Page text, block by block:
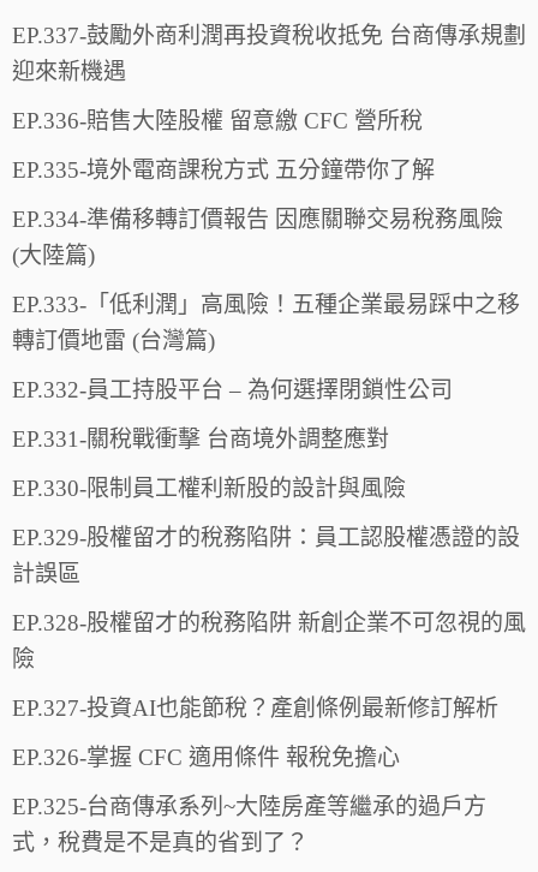
EP.337-鼓勵外商利潤再投資稅收抵免 台商傳承規劃
迎來新機遇
EP.336-賠售大陸股權 留意繳 CFC 營所稅
EP.335-境外電商課稅方式 五分鐘帶你了解
EP.334-準備移轉訂價報告 因應關聯交易稅務風險
(大陸篇)
EP.333-「低利潤」高風險！五種企業最易踩中之移
轉訂價地雷 (台灣篇)
EP.332-員工持股平台 – 為何選擇閉鎖性公司
EP.331-關稅戰衝擊 台商境外調整應對
EP.330-限制員工權利新股的設計與風險
EP.329-股權留才的稅務陷阱：員工認股權憑證的設
計誤區
EP.328-股權留才的稅務陷阱 新創企業不可忽視的風
險
EP.327-投資AI也能節稅？產創條例最新修訂解析
EP.326-掌握 CFC 適用條件 報稅免擔心
EP.325-台商傳承系列~大陸房產等繼承的過戶方
式，稅費是不是真的省到了？